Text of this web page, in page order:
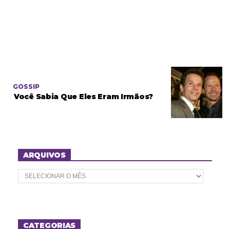
GOSSIP
Você Sabia Que Eles Eram Irmãos?
ARQUIVOS
A
r
oCATEGORIAS